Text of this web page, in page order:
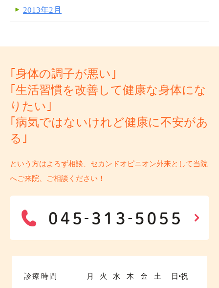
2013年2月
｢身体の調子が悪い｣
｢生活習慣を改善して健康な身体にな
りたい｣
｢病気ではないけれど健康に不安があ
る｣
という方はよろず相談、セカンドオピニオン外来として当院
へご来院、ご相談ください！
診療時間 月 火 水 木 金 土 日•祝